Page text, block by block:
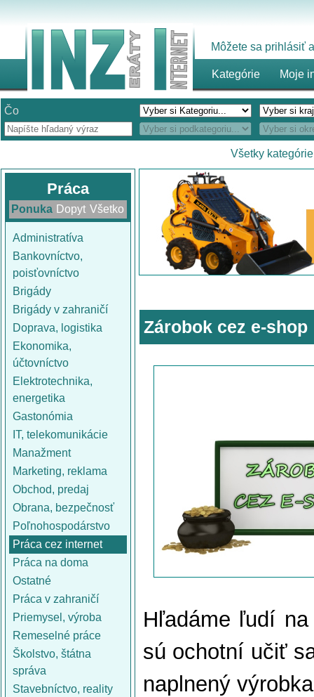
Môžete sa prihlásiť
Kategórie Moje
Čo
Všetky kategórie
Práca
Ponuka Dopyt Všetko
Administratíva
Bankovníctvo,
poisťovníctvo
Brigády
Brigády v zahraničí
Doprava, logistika
Ekonomika,
účtovníctvo
Elektrotechnika,
energetika
Gastonómia
IT, telekomunikácie
Manažment
Marketing, reklama
Obchod, predaj
Obrana, bezpečnosť
Poľnohospodárstvo
Práca cez internet
Práca na doma
Ostatné
Práca v zahraničí
Priemysel, výroba
Remeselné práce
Školstvo, štátna
správa
Stavebníctvo, reality
Zárobok cez e-shop
Hľadáme ľudí
sú ochotní učiť
naplnený